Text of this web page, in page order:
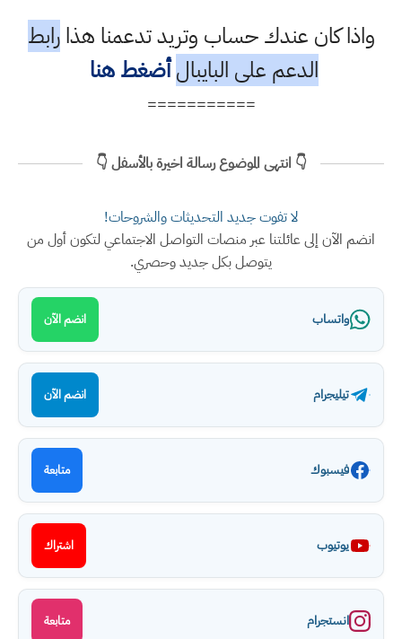
واذا كان عندك حساب وتريد تدعمنا هذارابط
الدعم على البايبال أضغط هنا
===========
👇 انتهى الموضوع رسالة اخيرة بالأسفل 👇
لا تفوت جديد التحديثات والشروحات!
انضم الآن إلى عائلتنا عبر منصات التواصل الاجتماعي لتكون أول من
يتوصل بكل جديد وحصري.
واتساب انضم الآن
تيليجرام انضم الآن
فيسبوك متابعة
يوتيوب اشتراك
انستجرام متابعة